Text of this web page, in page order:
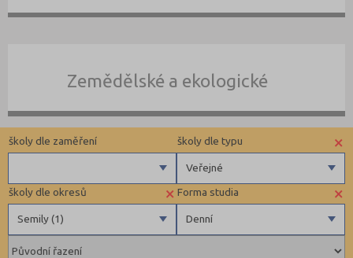
Zemědělské a ekologické
×
Denní
Forma studia
×
Semily (1)
školy dle okresů
Benešov (1)
×
Veřejné
školy dle typu
Veřejné
školy dle zaměření
Zdravotnické
Ekonomické
Pedagogické